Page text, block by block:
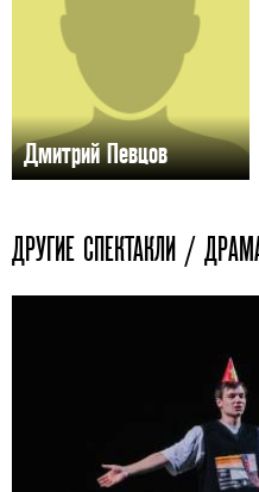
Дмитрий Певцов
ДРУГИЕ СПЕКТАКЛИ /